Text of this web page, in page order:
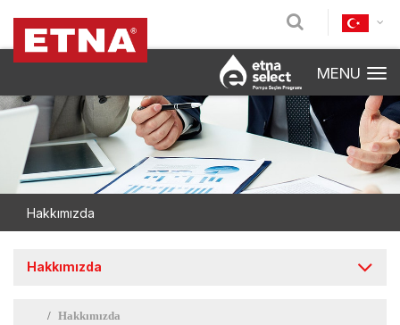
MENU
Hakkımızda
Hakkımızda
Hakkımızda